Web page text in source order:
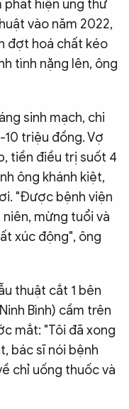
phát hiện ung thư
vào năm 2022,
đợt hoá chất kéo
tình nặng lên, ông
sinh mạch, chi
10 triệu đồng. Vợ
tiền điều trị suốt 4
ông khánh kiệt,
"Được bệnh viện
mừng tuổi và
xúc động", ông
thuật cắt 1 bên
Bình) cầm trên
mắt: "Tôi đã xong
bác sĩ nói bệnh
chỉ uống thuốc và